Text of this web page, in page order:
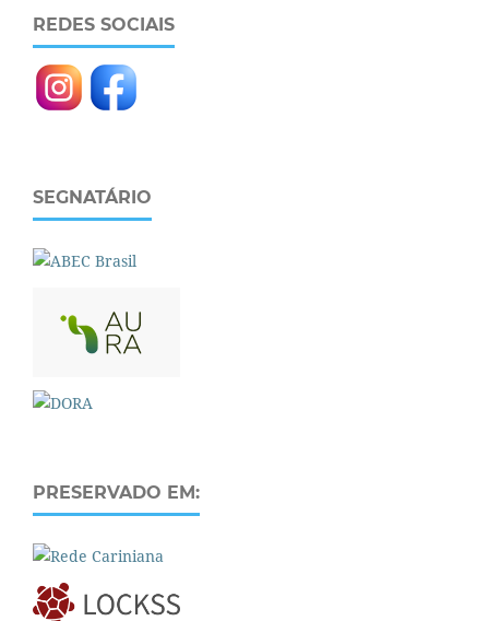
REDES SOCIAIS
SEGNATÁRIO
PRESERVADO EM: